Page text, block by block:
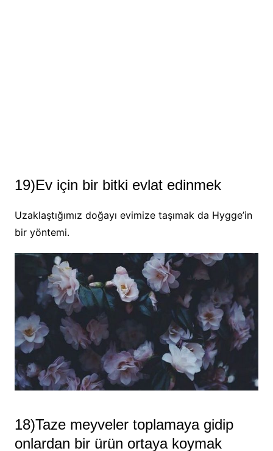
19)Ev için bir bitki evlat edinmek
Uzaklaştığımız doğayı evimize taşımak da Hygge’in
bir yöntemi.
18)Taze meyveler toplamaya gidip
onlardan bir ürün ortaya koymak